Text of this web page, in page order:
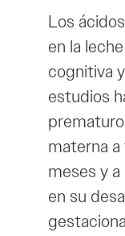
Los
en la
cognitiva
estudios
materna a
meses y a
en su